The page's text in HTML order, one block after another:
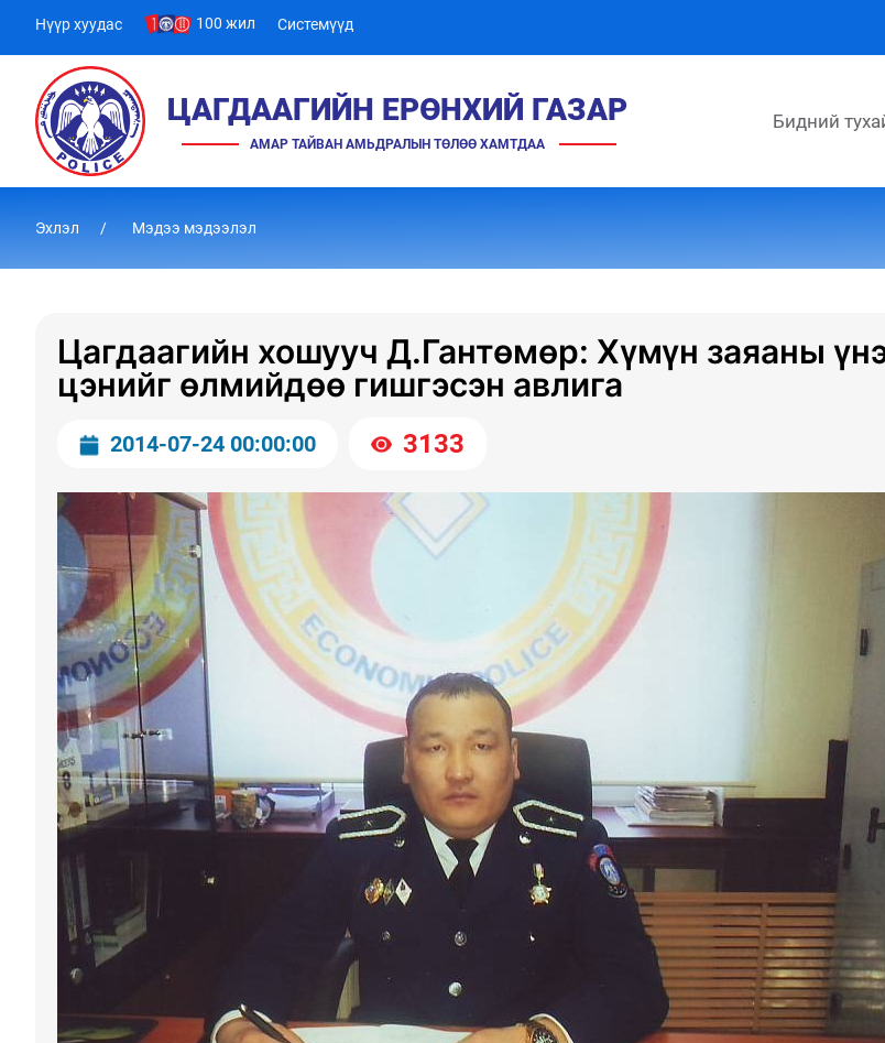
Нүүр хуудас 100 жил Системүүд
ЦАГДААГИЙН ЕРӨНХИЙ ГАЗАР
АМАР ТАЙВАН АМЬДРАЛЫН ТӨЛӨӨ ХАМТДАА
Бидний
Эхлэл Мэдээ мэдээлэл
Цагдаагийн хошууч Д.Гантөмөр: Хүмүн заяаны
цэнийг өлмийдөө гишгэсэн авлига
2014-07-24 00:00:00 3133